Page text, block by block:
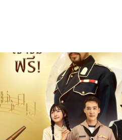
บ้าน, คอนโด, อสังหาฯ
สัตว์เลี้ยง
ไอที
โทรศัพท์มือถือ